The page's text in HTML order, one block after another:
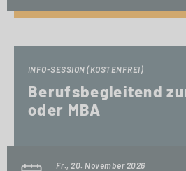
INFO-SESSION (KOSTENFREI)
Berufsbegleitend
oder MBA
Fr., 20. November 2026